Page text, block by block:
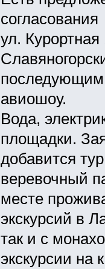
ул.
последующим
авиошоу.
Вода,
площадки.
добавится
веревочный
месте
экскурсий в
так и с
экскурсии на